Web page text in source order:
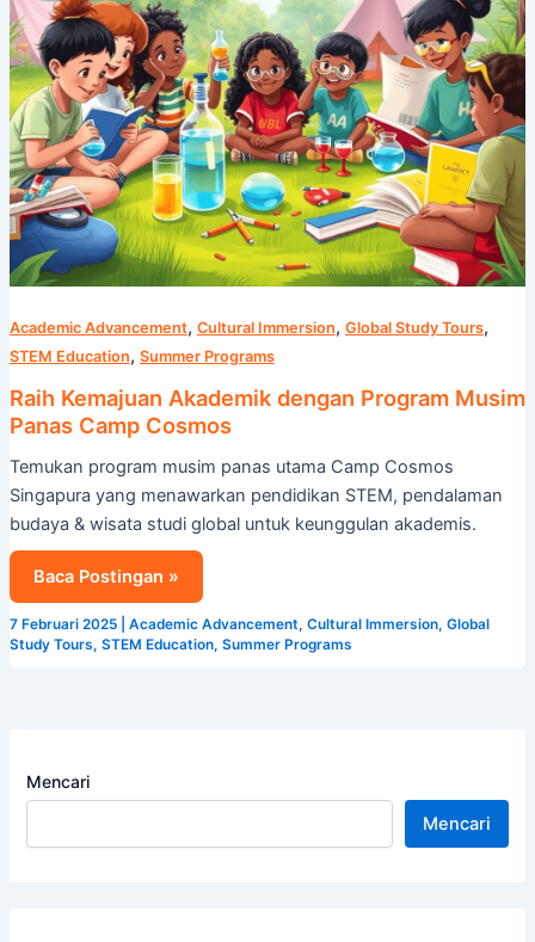
Academic Advancement, Cultural Immersion, Global Study Tours,
STEM Education, Summer Programs
Raih Kemajuan Akademik dengan Program Musim
Panas Camp Cosmos
Temukan program musim panas utama Camp Cosmos
Singapura yang menawarkan pendidikan STEM, pendalaman
budaya & wisata studi global untuk keunggulan akademis.
Cosmos
Baca Postingan »
7 Februari 2025 Academic Advancement, Cultural Immersion, Global
Study Tours, STEM Education, Summer Programs
Mencari
Mencari